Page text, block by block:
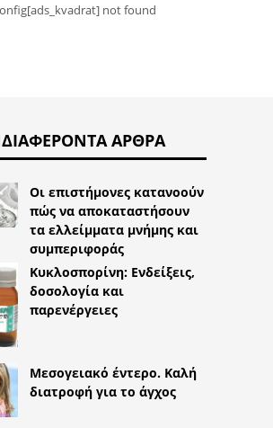
not found
ΆΡΘΡΑ
Οι επιστήμονες κατανοούν
πώς να αποκαταστήσουν
τα ελλείμματα μνήμης και
συμπεριφοράς
Κυκλοσπορίνη: Ενδείξεις,
δοσολογία και
παρενέργειες
Μεσογειακό έντερο. Καλή
διατροφή για το άγχος